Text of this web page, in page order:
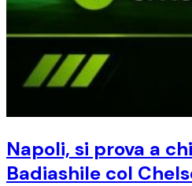
Napoli, si prova a
Badiashile col